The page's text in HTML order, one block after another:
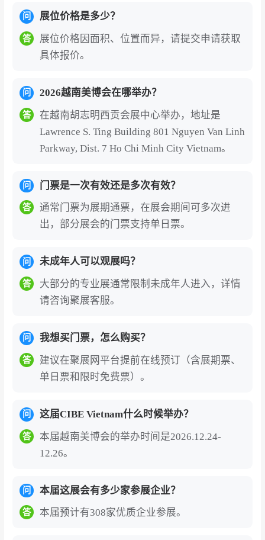
问 展位价格是多少？
答
展位价格因面积、位置而异，请提交申请获取
具体报价。
问 2026越南美博会在哪举办？
答
在越南胡志明西贡会展中心举办，地址是
Lawrence S. Ting Building 801 Nguyen Van Linh
Parkway, Dist. 7 Ho Chi Minh City Vietnam。
问 门票是一次有效还是多次有效？
答
通常门票为展期通票，在展会期间可多次进
出，部分展会的门票支持单日票。
问 未成年人可以观展吗？
答
大部分的专业展通常限制未成年人进入，详情
请咨询聚展客服。
问 我想买门票，怎么购买？
答
建议在聚展网平台提前在线预订（含展期票、
单日票和限时免费票）。
问 这届CIBE Vietnam什么时候举办？
答
本届越南美博会的举办时间是2026.12.24-
12.26。
问 本届这展会有多少家参展企业？
答 本届预计有308家优质企业参展。